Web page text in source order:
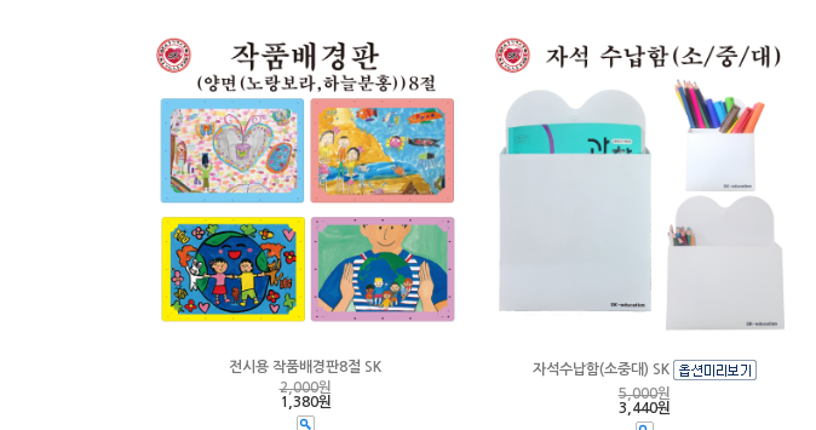
전시용 작품배경판8절 SK
2,000원
1,380원
자석수납함(소중대) SK
5,000원
3,440원